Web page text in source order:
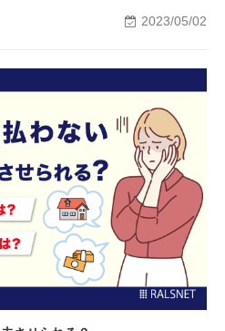
2023/05/02